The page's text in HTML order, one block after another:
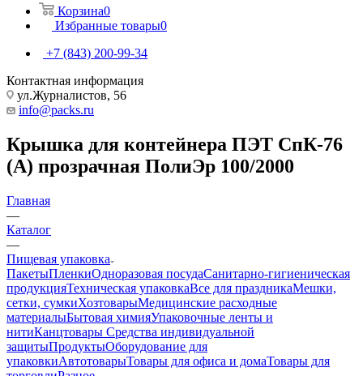
Корзина0
Избранные товары0
+7 (843) 200-99-34
Контактная информация
ул.Журналистов, 56
info@packs.ru
Крышка для контейнера ПЭТ СпК-76
(А) прозрачная ПолиЭр 100/2000
Главная
—
Каталог
—
Пищевая упаковка
ПакетыПленкиОдноразовая посудаСанитарно-гигиеническая
продукцияТехническая упаковкаВсе для праздникаМешки,
сетки, сумкиХозтоварыМедицинские расходные
материалыБытовая химияУпаковочные ленты и
нитиКанцтовары Средства индивидуальной
защитыПродуктыОборудование для
упаковкиАвтотоварыТовары для офиса и домаТовары для